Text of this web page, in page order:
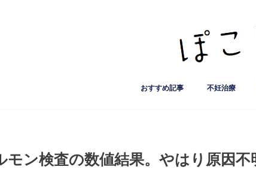
おすすめ記事 不妊治療
モン検査の数値結果。やはり原因不